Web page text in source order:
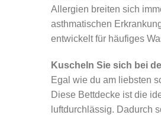
Allergien breiten sich
asthmatischen
entwickelt für häufiges
Kuscheln Sie sich bei
Egal wie du am liebsten
Diese Bettdecke ist die
luftdurchlässig. Dadurch